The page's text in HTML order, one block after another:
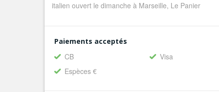
italien ouvert le dimanche à Marseille, Le Panier
Paiements acceptés
CB
Visa
Espèces €